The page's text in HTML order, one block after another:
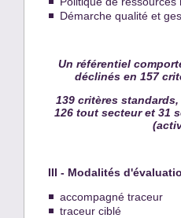
Démarche qualité et
Un référentiel
déclinés en 157
139 critères
126 tout secteur et 31
III - Modalités
accompagné traceur
traceur ciblé